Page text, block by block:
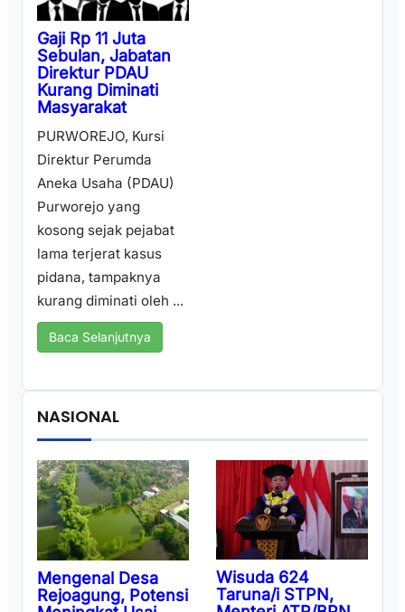
Gaji Rp 11 Juta
Sebulan, Jabatan
Direktur PDAU
Kurang Diminati
Masyarakat
PURWOREJO, Kursi
Direktur Perumda
Aneka Usaha (PDAU)
Purworejo yang
kosong sejak pejabat
lama terjerat kasus
pidana, tampaknya
kurang diminati oleh ...
Baca Selanjutnya
NASIONAL
Mengenal Desa
Rejoagung, Potensi
Wisuda 624
Taruna/i STPN,